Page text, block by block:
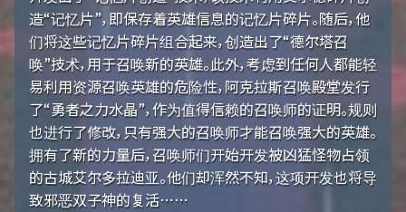
造“记忆片”，即保存着英雄信息的记忆片碎片。随后，他
们将这些记忆片碎片组合起来，创造出了“德尔塔召
唤”技术，用于召唤新的英雄。此外，考虑到任何人都能轻
易利用资源召唤英雄的危险性，阿克拉斯召唤殿堂发行
了“勇者之力水晶”，作为值得信赖的召唤师的证明。规则
也进行了修改，只有强大的召唤师才能召唤强大的英雄。
拥有了新的力量后，召唤师们开始开发被凶猛怪物占领
的古城艾尔多拉迪亚。他们却浑然不知，这项开发也将导
致邪恶双子神的复活……